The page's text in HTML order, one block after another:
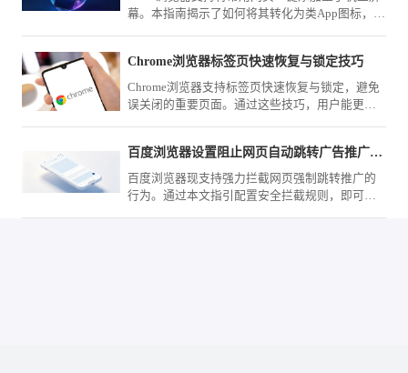
幕。本指南揭示了如何将其转化为类App图标，实
Chrome浏览器标签页快速恢复与锁定技巧
Chrome浏览器支持标签页快速恢复与锁定，避免
误关闭的重要页面。通过这些技巧，用户能更好
百度浏览器设置阻止网页自动跳转广告推广页面
百度浏览器现支持强力拦截网页强制跳转推广的
行为。通过本文指引配置安全拦截规则，即可有